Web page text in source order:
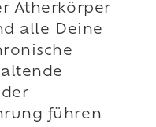
Ätherkörper
alle Deine
führen